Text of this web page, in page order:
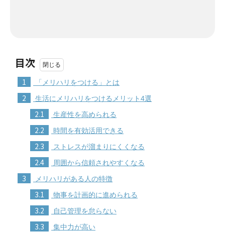
目次
1 「メリハリをつける」とは
2 生活にメリハリをつけるメリット4選
2.1 生産性を高められる
2.2 時間を有効活用できる
2.3 ストレスが溜まりにくくなる
2.4 周囲から信頼されやすくなる
3 メリハリがある人の特徴
3.1 物事を計画的に進められる
3.2 自己管理を怠らない
3.3 集中力が高い